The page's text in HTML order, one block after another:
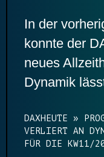
In der
konnte der
neues
Dynamik
DAXHEUTE »
VERLIERT AN
FÜR DIE KW11/